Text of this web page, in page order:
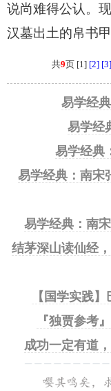
说尚难得公认。
汉墓出土的帛书
共9页 [1] [2] [3]
易学经
易学经
易学经典
易学经典：南宋
易学经典：南
结茅深山读仙经
【国学实践
『独贾参考
成功一定有道